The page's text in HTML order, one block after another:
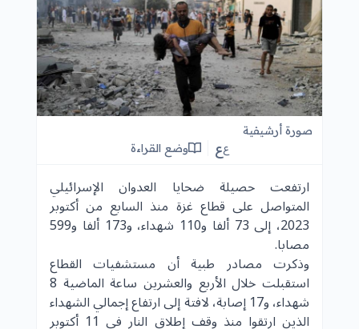
صورة أرشيفية
عع وضع القراءة
ارتفعت حصيلة ضحايا العدوان الإسرائيلي
المتواصل على قطاع غزة منذ السابع من أكتوبر
2023، إلى 73 ألفا و110 شهداء، و173 ألفا و599
مصابا.
وذكرت مصادر طبية أن مستشفيات القطاع
استقبلت خلال الأربع والعشرين ساعة الماضية 8
شهداء، و17 إصابة، لافتة إلى ارتفاع إجمالي الشهداء
الذين ارتقوا منذ وقف إطلاق النار في 11 أكتوبر